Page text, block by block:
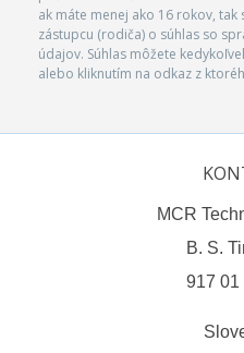
ak máte menej ako 16 rokov,
zástupcu (rodiča) o súhlas so
údajov. Súhlas môžete
alebo kliknutím na odkaz z
MCR
B. S.
917